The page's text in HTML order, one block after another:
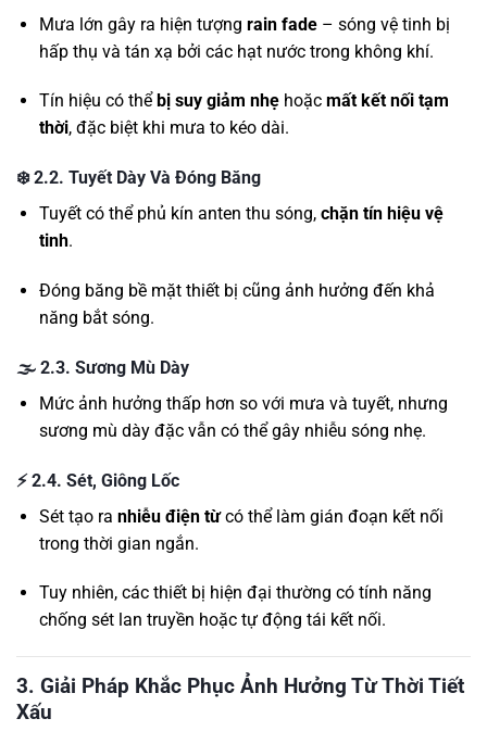
Mưa lớn gây ra hiện tượng rain fade– sóng vệ tinh bị
hấp thụ và tán xạ bởi các hạt nước trong không khí.
Tín hiệu có thể bị suy giảm nhẹhoặc mất kết nối tạm
thời, đặc biệt khi mưa to kéo dài.
❄️2.2. Tuyết Dày Và Đóng Băng
Tuyết có thể phủ kín anten thu sóng, chặn tín hiệu vệ
tinh.
Đóng băng bề mặt thiết bị cũng ảnh hưởng đến khả
năng bắt sóng.
🌫️ 2.3. Sương Mù Dày
Mức ảnh hưởng thấp hơn so với mưa và tuyết, nhưng
sương mù dày đặc vẫn có thể gây nhiễu sóng nhẹ.
⚡2.4. Sét, Giông Lốc
Sét tạo ra nhiễu điện từcó thể làm gián đoạn kết nối
trong thời gian ngắn.
Tuy nhiên, các thiết bị hiện đại thường có tính năng
chống sét lan truyền hoặc tự động tái kết nối.
3. Giải Pháp Khắc Phục Ảnh Hưởng Từ Thời Tiết
Xấu